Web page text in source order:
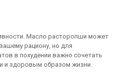
Масло расторопши может
рациону, но для
в похудении важно сочетать
и здоровым образом жизни.